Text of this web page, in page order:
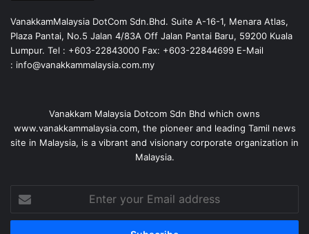
VanakkamMalaysia DotCom Sdn.Bhd. Suite A-16-1, Menara Atlas,
Plaza Pantai, No.5 Jalan 4/83A Off Jalan Pantai Baru, 59200 Kuala
Lumpur. Tel : +603-22843000 Fax: +603-22844699 E-Mail
: info@vanakkammalaysia.com.my
Vanakkam Malaysia Dotcom Sdn Bhd which owns
www.vanakkammalaysia.com, the pioneer and leading Tamil news
site in Malaysia, is a vibrant and visionary corporate organization in
Malaysia.
your
Email